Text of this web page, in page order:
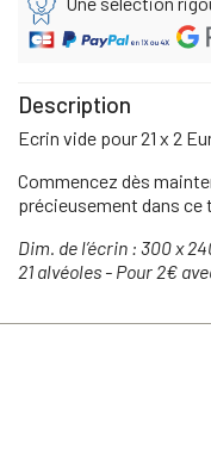
Description
Ecrin vide pour 21 x 2
Commencez dès
précieusement dans ce
Dim. de l’écrin : 300 x
21 alvéoles - Pour 2€